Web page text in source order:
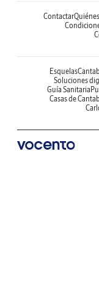
Contactar
Esquelas
Soluciones
Guía Sanitaria
Casas de